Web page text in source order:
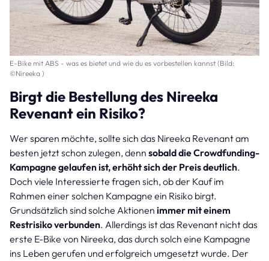
E-Bike mit ABS - was es bietet und wie du es vorbestellen kannst (Bild:
©Nireeka )
Birgt die Bestellung des Nireeka
Revenant ein Risiko?
Wer sparen möchte, sollte sich das Nireeka Revenant am
besten jetzt schon zulegen, denn sobald die Crowdfunding-
Kampagne gelaufen ist, erhöht sich der Preis deutlich.
Doch viele Interessierte fragen sich, ob der Kauf im
Rahmen einer solchen Kampagne ein Risiko birgt.
Grundsätzlich sind solche Aktionen immer mit einem
Restrisiko verbunden. Allerdings ist das Revenant nicht das
erste E-Bike von Nireeka, das durch solch eine Kampagne
ins Leben gerufen und erfolgreich umgesetzt wurde. Der